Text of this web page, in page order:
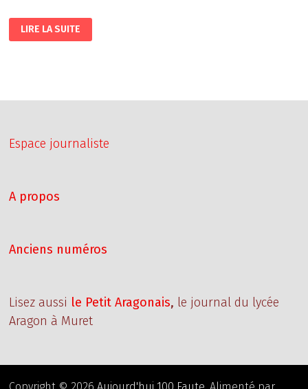
LES
CHIENS,
PARTIE
À
LIRE LA SUITE
Espace journaliste
A propos
Anciens numéros
Lisez aussi le Petit Aragonais, le journal du lycée
Aragon à Muret